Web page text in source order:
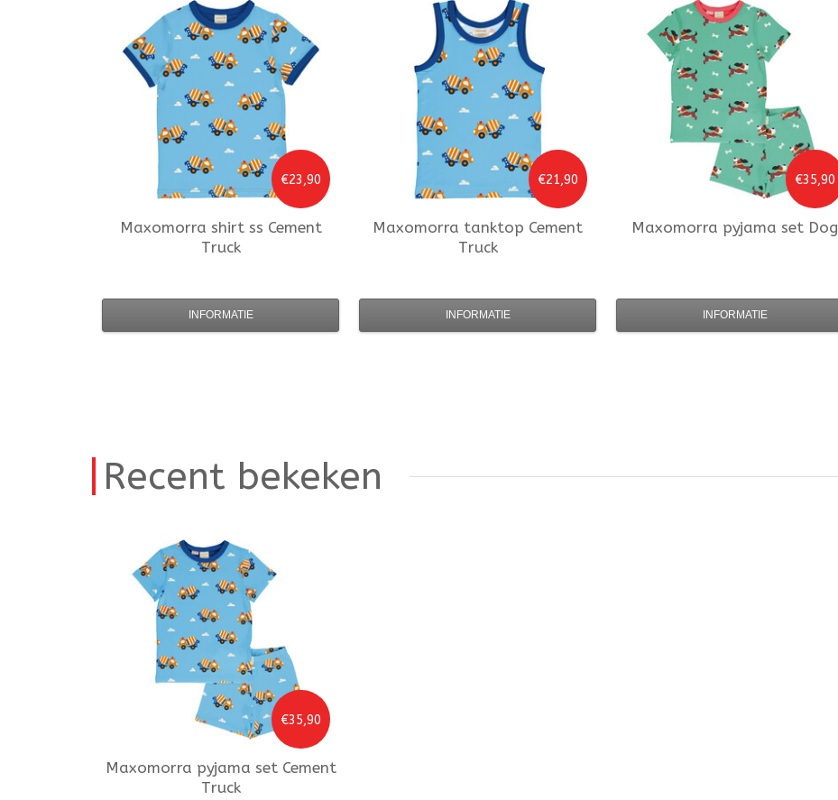
€23,90
Maxomorra shirt ss Cement
Truck
INFORMATIE
€21,90
Maxomorra tanktop Cement
Truck
INFORMATIE
€35,90
Maxomorra pyjama set Dog
INFORMATIE
Recent bekeken
€35,90
Maxomorra pyjama set Cement
Truck